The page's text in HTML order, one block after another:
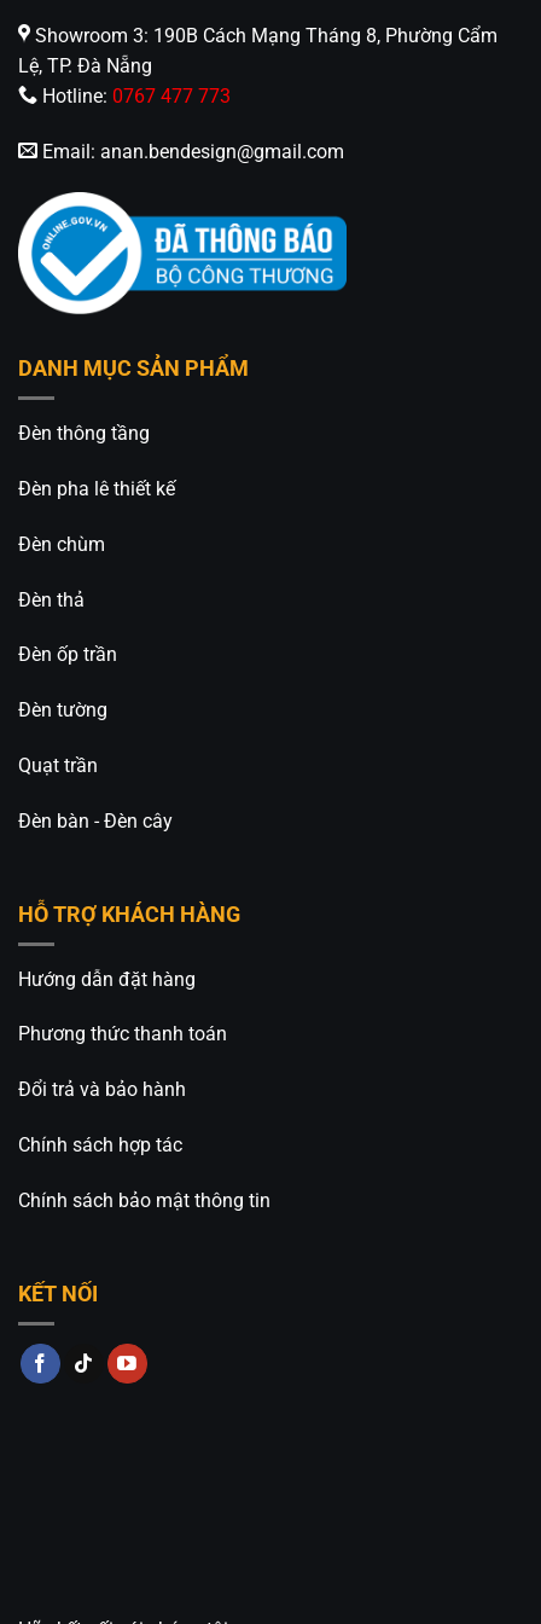
Showroom 3: 190B Cách Mạng Tháng 8, Phường Cẩm
Lệ, TP. Đà Nẵng
Hotline: 0767 477 773
Email: anan.bendesign@gmail.com
DANH MỤC SẢN PHẨM
Đèn thông tầng
Đèn pha lê thiết kế
Đèn chùm
Đèn thả
Đèn ốp trần
Đèn tường
Quạt trần
Đèn bàn - Đèn cây
HỖ TRỢ KHÁCH HÀNG
Hướng dẫn đặt hàng
Phương thức thanh toán
Đổi trả và bảo hành
Chính sách hợp tác
Chính sách bảo mật thông tin
KẾT NỐI